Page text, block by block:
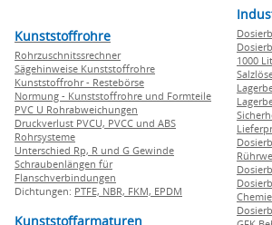
Kunststoffrohre
Rohrzuschnitssrechner
Sägehinweise Kunststoffrohre
Kunststoffrohr - Restebörse
Normung - Kunststoffrohre und Formteile
PVC U Rohrabweichungen
Druckverlust PVCU, PVCC und ABS
Rohrsysteme
Unterschied Rp, R und G Gewinde
Schraubenlängen für
Flanschverbindungen
Dichtungen: PTFE, NBR, FKM, EPDM
Kunststoffarmaturen
1000